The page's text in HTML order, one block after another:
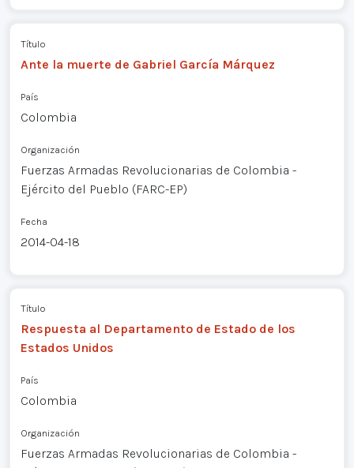
Título
Ante la muerte de Gabriel García Márquez
País
Colombia
Organización
Fuerzas Armadas Revolucionarias de Colombia -
Ejército del Pueblo (FARC-EP)
Fecha
2014-04-18
Título
Respuesta al Departamento de Estado de los
Estados Unidos
País
Colombia
Organización
Fuerzas Armadas Revolucionarias de Colombia -